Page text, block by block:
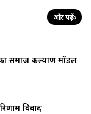
और पढ़ें›
समाज कल्याण मॉडल
विवाद